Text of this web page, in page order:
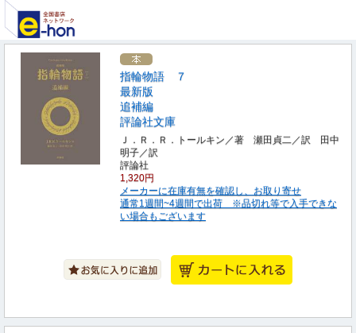
指輪物語 ７
最新版
追補編
評論社文庫
Ｊ．Ｒ．Ｒ．トールキン／著 瀬田貞二／訳 田中
明子／訳
評論社
1,320円
メーカーに在庫有無を確認し、お取り寄せ
通常1週間~4週間で出荷 ※品切れ等で入手できな
い場合もございます